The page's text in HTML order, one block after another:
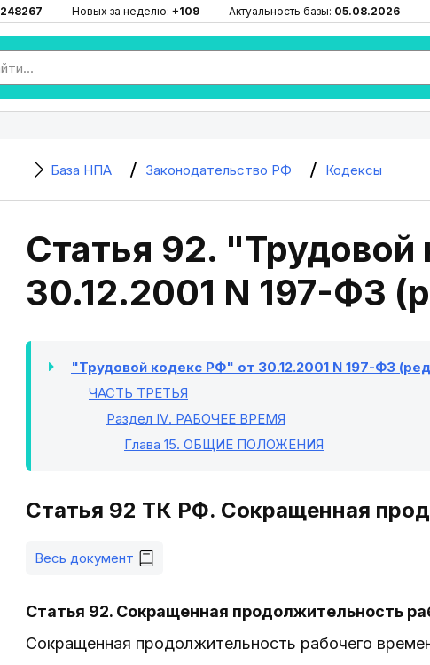
248267 Новых за неделю: +109 Актуальность базы: 05.08.2026
База НПА Законодательство РФ Кодексы
Статья 92.
30.12.2001 N 197-ФЗ
"Трудовой кодекс РФ" от 30.12.2001 N 197-ФЗ
ЧАСТЬ ТРЕТЬЯ
Раздел IV. РАБОЧЕЕ ВРЕМЯ
Глава 15. ОБЩИЕ ПОЛОЖЕНИЯ
Статья 92 ТК РФ. Сокращенная
Весь документ
Статья 92. Сокращенная продолжительность
Сокращенная продолжительность рабочего